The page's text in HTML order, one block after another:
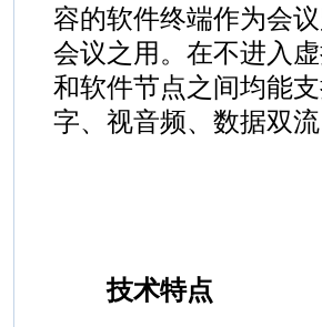
容的软件终端作为会
会议之用。在不进入
和软件节点之间均能
字、视音频、数据双
技术特点